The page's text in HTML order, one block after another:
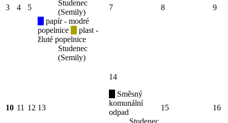
3 4 5
Studenec
(Semily)
papír - modré
popelnice
plast -
žluté popelnice
Studenec
(Semily)
7 8 9
10 11 12 13
14
Směsný
komunální
odpad
Studenec
15 16